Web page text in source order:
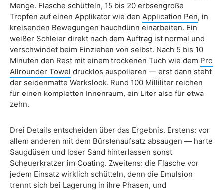
Menge. Flasche schütteln, 15 bis 20 erbsengroße
Tropfen auf einen Applikator wie den Application Pen, in
kreisenden Bewegungen hauchdünn einarbeiten. Ein
weißer Schleier direkt nach dem Auftrag ist normal und
verschwindet beim Einziehen von selbst. Nach 5 bis 10
Minuten den Rest mit einem trockenen Tuch wie dem Pro
Allrounder Towel drucklos auspolieren — erst dann steht
der seidenmatte Werkslook. Rund 100 Milliliter reichen
für einen kompletten Innenraum, ein Liter also für etwa
zehn.
Drei Details entscheiden über das Ergebnis. Erstens: vor
allem anderen mit dem Bürstenaufsatz absaugen — harte
Saugdüsen und loser Sand hinterlassen sonst
Scheuerkratzer im Coating. Zweitens: die Flasche vor
jedem Einsatz wirklich schütteln, denn die Emulsion
trennt sich bei Lagerung in ihre Phasen, und